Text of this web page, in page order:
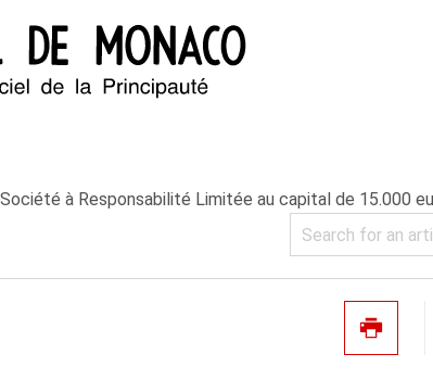
à Responsabilité Limitée au capital de 15.000